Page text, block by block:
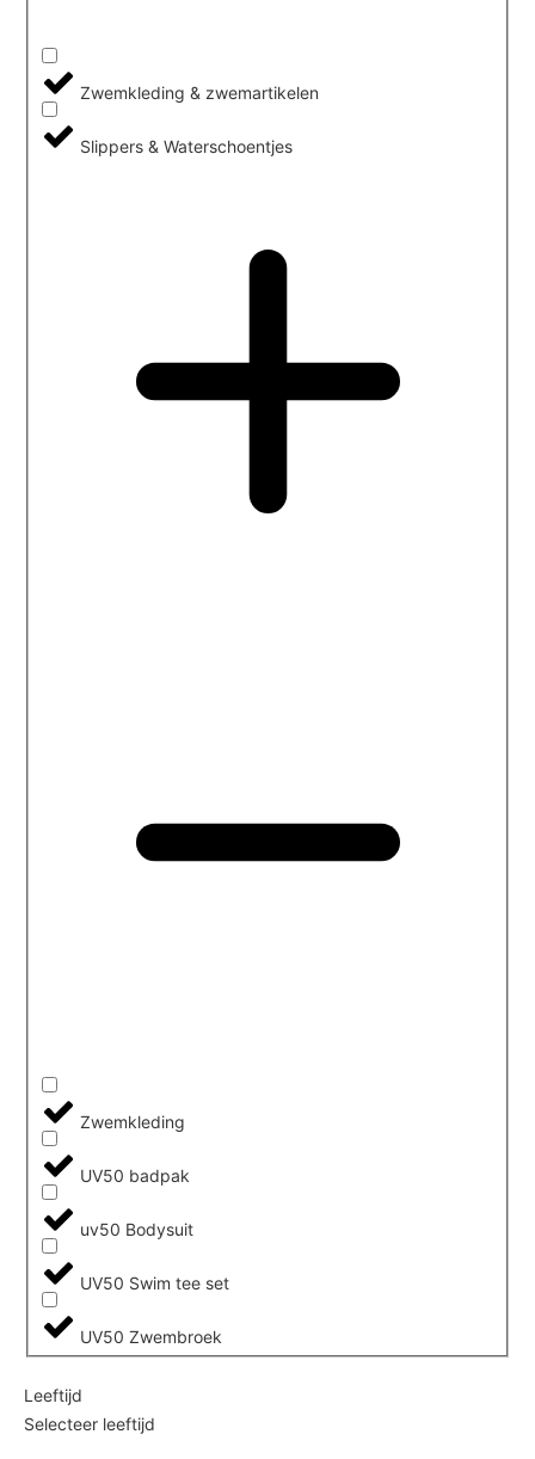
Zwemkleding & zwemartikelen
Slippers & Waterschoentjes
Zwemkleding
UV50 badpak
uv50 Bodysuit
UV50 Swim tee set
UV50 Zwembroek
Leeftijd
Selecteer leeftijd